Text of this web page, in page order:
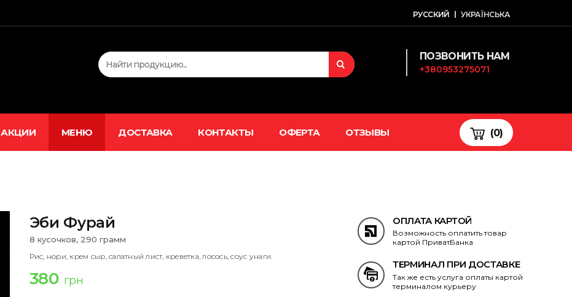
РУССКИЙ УКРАЇНСЬКА
ПОЗВОНИТЬ НАМ
+380953275071
АКЦИИ МЕНЮ ДОСТАВКА КОНТАКТЫ ОФЕРТА ОТЗЫВЫ (0)
Эби Фурай
8 кусочков, 290 грамм
Рис, нори, крем сыр, салатный лист, креветка, лосось, соус унаги.
380 грн
ОПЛАТА КАРТОЙ
Возможность оплатить товар
картой ПриватБанка
ТЕРМИНАЛ ПРИ ДОСТАВКЕ
Так же есть услуга оплаты картой
терминалом курьеру